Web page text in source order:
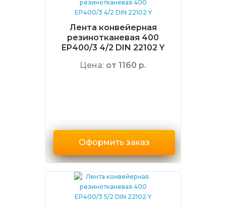
Лента конвейерная
резинотканевая 400
EP400/3 4/2 DIN 22102 Y
Цена: от 1160 р.
Оформить заказ